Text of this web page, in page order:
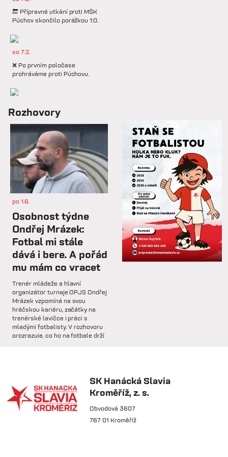
🔚 Přípravné utkání proti MŠK
Púchov skončilo porážkou 1:0.
so 7.2.
❌ Po prvním poločase
prohráváme proti Púchovu.
📋 Proti Púchovu nastoupíme v
této základní sestavě.
so 7.2.
⚽️ DNES HRAJÍ HANÁCI 🔴⚪️V
dalším přípravném utkání...
st 4.2.
Hlavní trenér Lukáš Kříž v
rozhovoru hodnotí dosavadní
průběh zimní...
so 31.1.
🅱️ Prohra proti rezervě Gorniku
Zabrze.
so 31.1.
🅱️ DNES HRAJÍ HANÁCI 🔴⚪️Dnes
🏆 VÍTĚZOVÉ ZIMNÍ TIPSPORT
LIGY! 🏆SK Hanácká Slavia
Kroměříž...
Rozhovory
po 1.6.
Osobnost týdne
Ondřej Mrázek:
Fotbal mi stále
dává i bere. A pořád
mu mám co vracet
Trenér mládeže a hlavní
organizátor turnaje OPJS Ondřej
Mrázek vzpomíná na svou
hráčskou kariéru, začátky na
trenérské lavičce i práci s
mladými fotbalisty. V rozhovoru
prozrazuje, co ho na fotbale drží
SK Hanácká Slavia
Kroměříž, z. s.
Obvodová 3607
767 01 Kroměříž